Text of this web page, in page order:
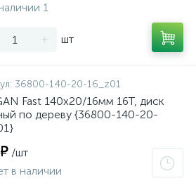
1
+ шт
36800-140-20-16_z01
Fast 140x20/16мм 16Т, диск
по дереву {36800-140-20-
/шт
в наличии